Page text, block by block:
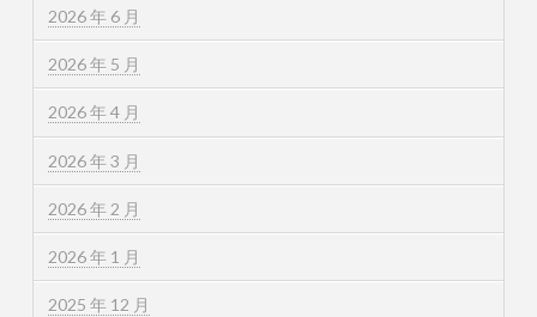
2026 年 6 月
2026 年 5 月
2026 年 4 月
2026 年 3 月
2026 年 2 月
2026 年 1 月
2025 年 12 月